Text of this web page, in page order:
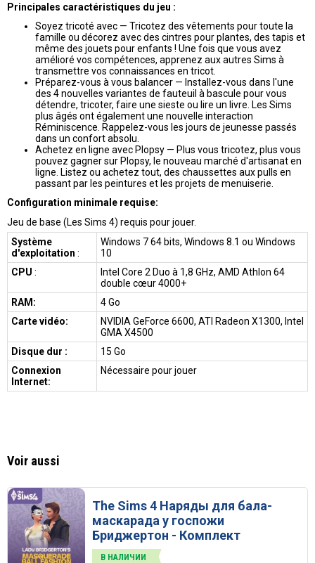
Principales caractéristiques du jeu :
Soyez tricoté avec — Tricotez des vêtements pour toute la
famille ou décorez avec des cintres pour plantes, des tapis et
même des jouets pour enfants ! Une fois que vous avez
amélioré vos compétences, apprenez aux autres Sims à
transmettre vos connaissances en tricot.
Préparez-vous à vous balancer — Installez-vous dans l'une
des 4 nouvelles variantes de fauteuil à bascule pour vous
détendre, tricoter, faire une sieste ou lire un livre. Les Sims
plus âgés ont également une nouvelle interaction
Réminiscence. Rappelez-vous les jours de jeunesse passés
dans un confort absolu.
Achetez en ligne avec Plopsy — Plus vous tricotez, plus vous
pouvez gagner sur Plopsy, le nouveau marché d'artisanat en
ligne. Listez ou achetez tout, des chaussettes aux pulls en
passant par les peintures et les projets de menuiserie.
Configuration minimale requise:
Jeu de base (Les Sims 4) requis pour jouer.
Système
d'exploitation :
Windows 7 64 bits, Windows 8.1 ou Windows
10
CPU :
Intel Core 2 Duo à 1,8 GHz, AMD Athlon 64
double cœur 4000+
RAM:
4 Go
Carte vidéo:
NVIDIA GeForce 6600, ATI Radeon X1300, Intel
GMA X4500
Disque dur :
15 Go
Connexion
Internet:
Nécessaire pour jouer
Voir aussi
The Sims 4 Наряды для бала-
маскарада у госпожи
Бриджертон - Комплект
В НАЛИЧИИ